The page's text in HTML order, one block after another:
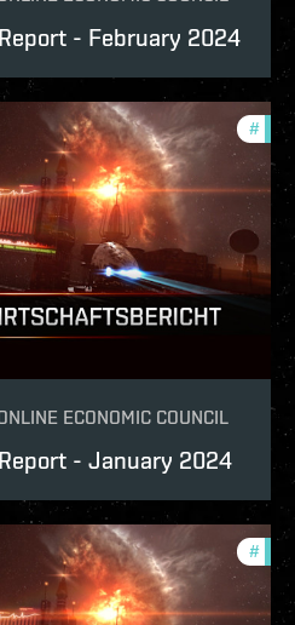
- February 2024
#
ECONOMIC COUNCIL
- January 2024
#